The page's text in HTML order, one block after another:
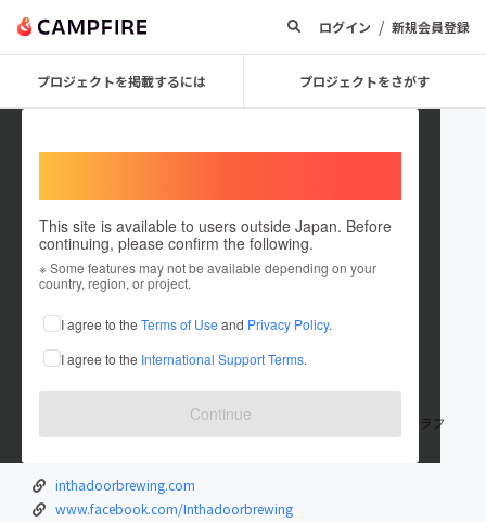
ログイン / 新規会員登録
プロジェクトを掲載するには プロジェクトをさがす
This site is available to users outside Japan. Before
continuing, please confirm the following.
※ Some features may not be available depending on your
country, region, or project.
I agree to the Terms of Use and Privacy Policy.
I agree to the International Support Terms.
Continue
IN THA DOOR BREWING
これまでに7回支援して2件のプロジェクトを投稿しています
在住国：日本 現在地：兵庫県
出身国：日本 出身地：兵庫県
神戸の超地域密着型マイクロローカルブルワリー。 2015年よりクラフ
トビールの醸造をスタート。
inthadoorbrewing.com
www.facebook.com/Inthadoorbrewing